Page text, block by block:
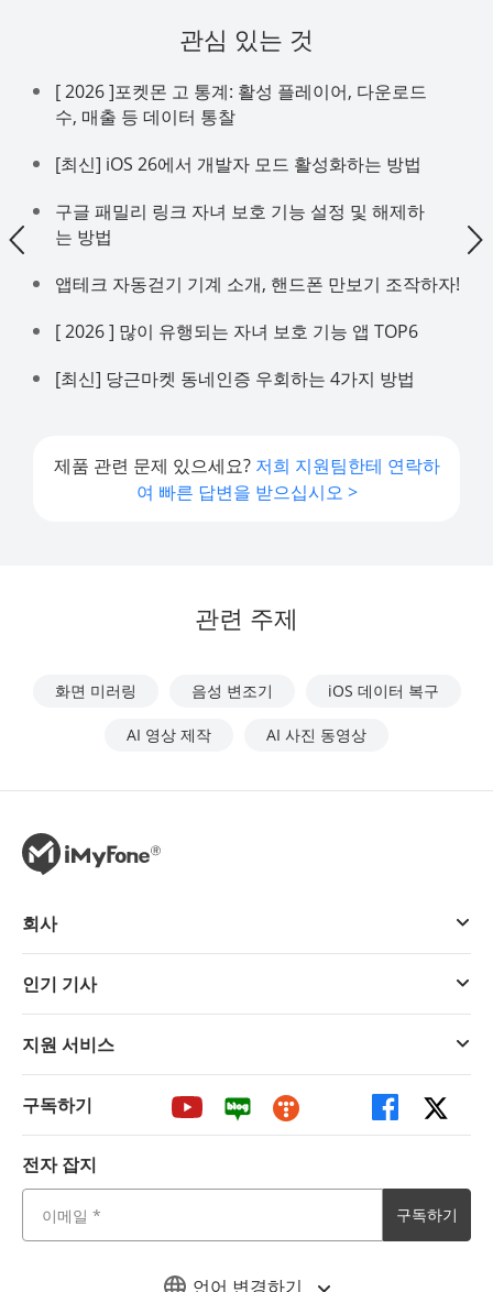
관심 있는 것
[ 2026 ]포켓몬 고 통계: 활성 플레이어, 다운로드
수, 매출 등 데이터 통찰
[최신] iOS 26에서 개발자 모드 활성화하는 방법
구글 패밀리 링크 자녀 보호 기능 설정 및 해제하
는 방법
앱테크 자동걷기 기계 소개, 핸드폰 만보기 조작하자!
[ 2026 ] 많이 유행되는 자녀 보호 기능 앱 TOP6
[최신] 당근마켓 동네인증 우회하는 4가지 방법
제품 관련 문제 있으세요? 저희 지원팀한테 연락하
여 빠른 답변을 받으십시오 >
관련 주제
화면 미러링 음성 변조기 iOS 데이터 복구
AI 영상 제작 AI 사진 동영상
언어 변경하기
회사
인기 기사
지원 서비스
구독하기
전자 잡지
구독하기